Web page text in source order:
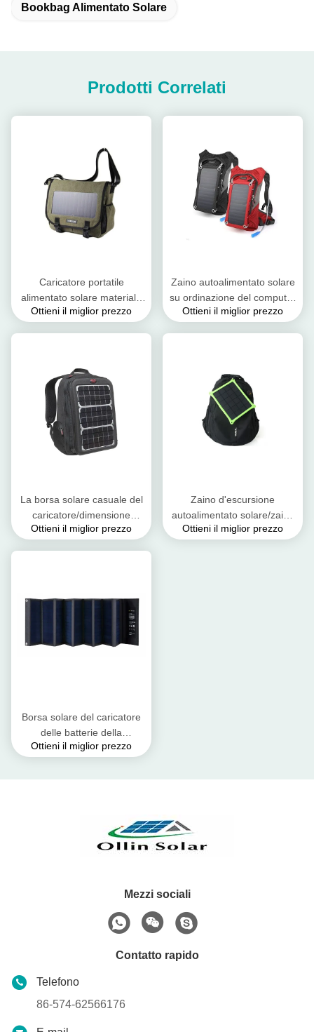
Bookbag Alimentato Solare
Prodotti Correlati
Caricatore portatile
alimentato solare materiale
dell'uscita di Bookbag USB
Ottieni il miglior prezzo
Zaino autoalimentato solare
su ordinazione del computer
portatile/Backpacking solare
Ottieni il miglior prezzo
La borsa solare casuale del
caricatore/dimensione
piegante alimentata solare
Ottieni il miglior prezzo
Zaino d'escursione
autoalimentato solare/zaino
batteria solare per i telefoni
Ottieni il miglior prezzo
Borsa solare del caricatore
delle batterie della
compressa con il materiale
Ottieni il miglior prezzo
Mezzi sociali
Contatto rapido
Telefono
86-574-62566176